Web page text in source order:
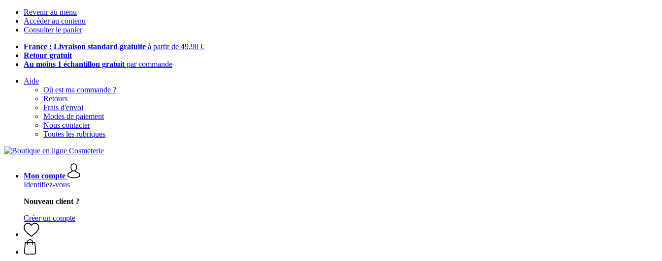
Revenir au menu
Accéder au contenu
Consulter le panier
France : Livraison standard gratuite à partir de 49,90 €
Retour gratuit
Au moins 1 échantillon gratuit par commande
Aide
Où est ma commande ?
Retours
Frais d'envoi
Modes de paiement
Nous contacter
Toutes les rubriques
Mon compte
Identifiez-vous
Nouveau client ?
Créer un compte